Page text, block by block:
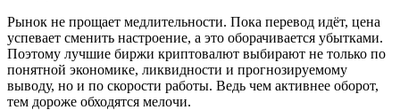
Рынок не прощает медлительности. Пока перевод идёт, цена
успевает сменить настроение, а это оборачивается убытками.
Поэтому лучшие биржи криптовалют выбирают не только по
понятной экономике, ликвидности и прогнозируемому
выводу, но и по скорости работы. Ведь чем активнее оборот,
тем дороже обходятся мелочи.